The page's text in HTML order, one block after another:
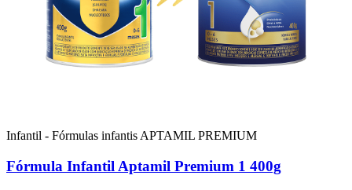
Infantil - Fórmulas infantis APTAMIL PREMIUM
Fórmula Infantil Aptamil Premium 1 400g